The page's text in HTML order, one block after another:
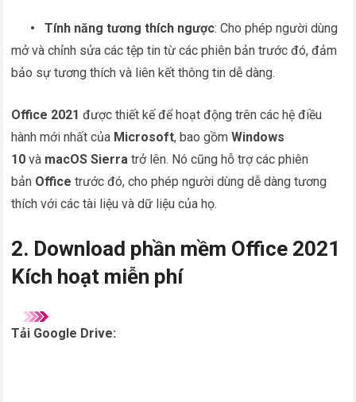
•Tính năng tương thích ngược: Cho phép người dùng
mở và chỉnh sửa các tệp tin từ các phiên bản trước đó, đảm
bảo sự tương thích và liên kết thông tin dễ dàng.
Office 2021 được thiết kế để hoạt động trên các hệ điều
hành mới nhất của Microsoft, bao gồmWindows
10 và macOS Sierratrở lên. Nó cũng hỗ trợ các phiên
bản Officetrước đó, cho phép người dùng dễ dàng tương
thích với các tài liệu và dữ liệu của họ.
2. Download phần mềm Office 2021
Kích hoạt miễn phí
Tải Google Drive: